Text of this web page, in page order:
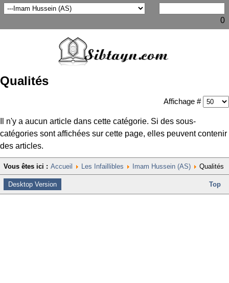
0
Qualités
Affichage #
Il n'y a aucun article dans cette catégorie. Si des sous-
catégories sont affichées sur cette page, elles peuvent contenir
des articles.
Vous êtes ici : Accueil Les Infaillibles Imam Hussein (AS) Qualités
Desktop Version Top